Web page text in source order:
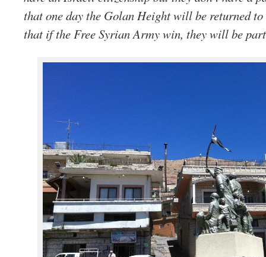
that one day the Golan Height will be returned to
that if the Free Syrian Army win, they will be